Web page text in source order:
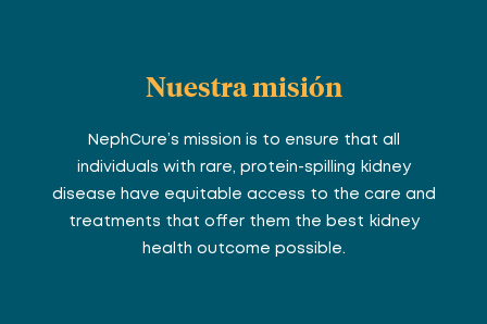
Nuestra misión
NephCure’s mission is to ensure that all
individuals with rare, protein-spilling kidney
disease have equitable access to the care and
treatments that offer them the best kidney
health outcome possible.